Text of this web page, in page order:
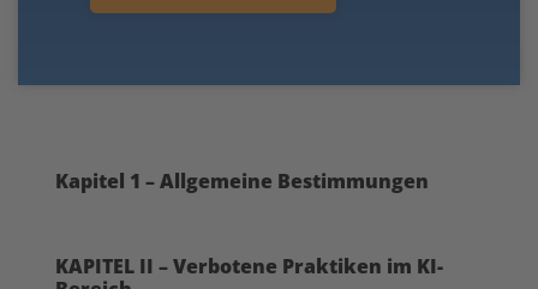
Kapitel 1 – Allgemeine Bestimmungen
KAPITEL II – Verbotene Praktiken im KI-